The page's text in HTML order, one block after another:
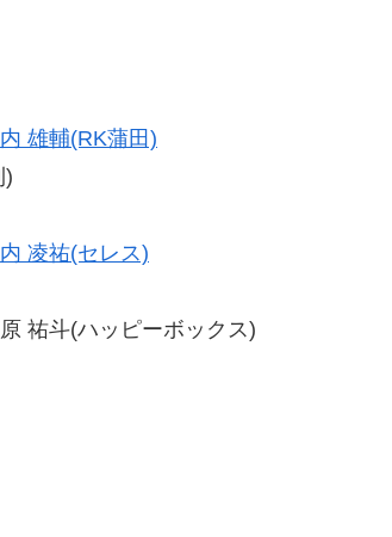
雄輔(RK蒲田)
)
凌祐(セレス)
祐斗(ハッピーボックス)